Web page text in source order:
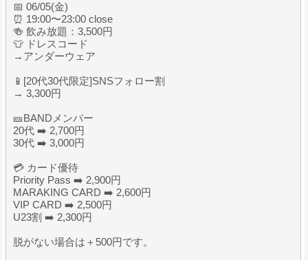
📅 06/05(金)
⏰ 19:00〜23:00 close
🍻 飲み放題：3,500円
👕 ドレスコード
→アンダーウェア
📱[20代30代限定]SNSフォロー割
→ 3,300円
🎫BANDメンバー
20代 ➡️ 2,700円
30代 ➡️ 3,000円
💳 カード優待
Priority Pass ➡️ 2,900円
MARAKING CARD ➡️ 2,600円
VIP CARD ➡️ 2,500円
U23割 ➡️ 2,300円
脱がない場合は＋500円です。